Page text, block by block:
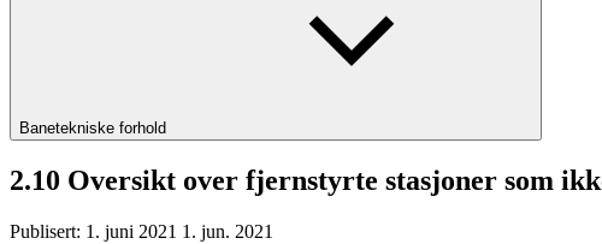
Banetekniske forhold
2.10 Oversikt over fjernstyrte stasjoner som
Publisert: 1. juni 2021 1. jun. 2021